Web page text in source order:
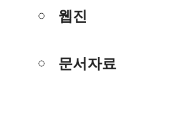
웹진
문서자료